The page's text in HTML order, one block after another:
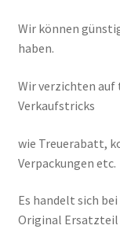
Wir können
haben.
Wir verzichten auf
Verkaufstricks
wie Treuerabatt,
Verpackungen etc.
Es handelt sich
Original